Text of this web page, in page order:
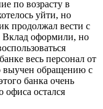
по возрасту в
уйти, но
продолжал вести с
Вклад оформили, но
весь персонал от
выучен обращению с
банка очень
офиса остался